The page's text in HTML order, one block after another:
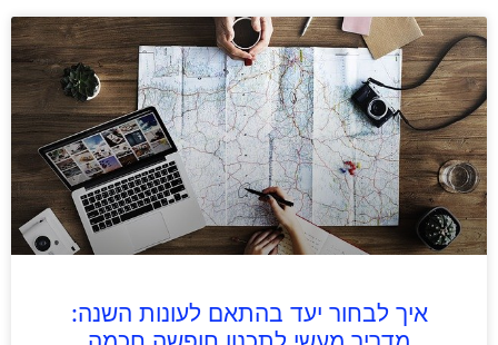
איך לבחור יעד בהתאם לעונות השנה: